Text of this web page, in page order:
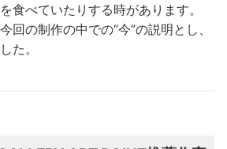
食べていたりする時があります。
回の制作の中での“今”の説明とし、
た。